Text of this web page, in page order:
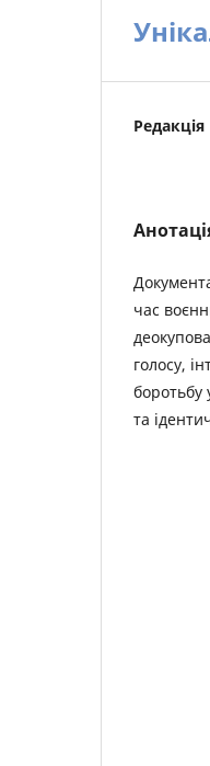
Редакція
час
голосу,
боротьбу
та